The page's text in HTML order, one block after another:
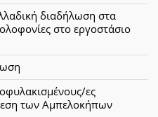
διαδήλωση στα
στο εργοστάσιο
ες
των Αμπελοκήπων